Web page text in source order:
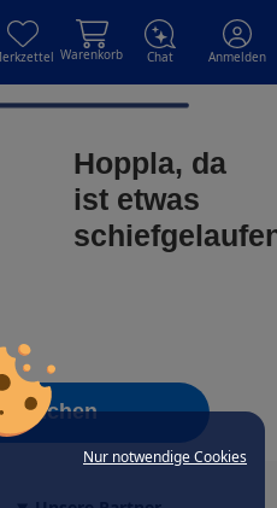
Nur notwendige Cookies
Warenkorb Chat Anmelden
Hoppla, da
ist etwas